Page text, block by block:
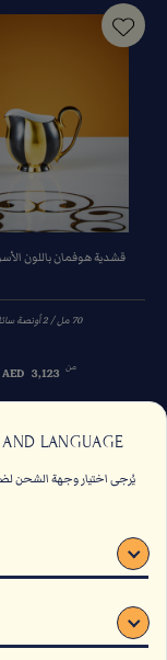
AND LANGUAGE
يُرجى اختيار وجهة الشحن
قشدية هوفمان باللون
‏70 مل / ‏2 أونصة سائلة
من AED 3,123
اتصل بنا
الاستدامة